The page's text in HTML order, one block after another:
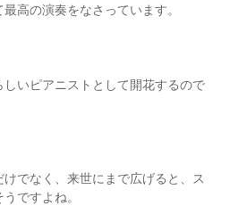
高の演奏をなさっています。
いピアニストとして開花するので
でなく、来世にまで広げると、ス
ですよね。